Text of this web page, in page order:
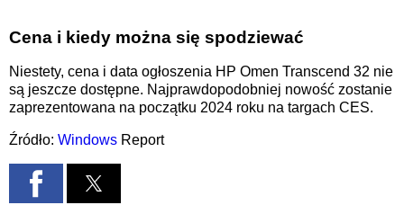
Cena i kiedy można się spodziewać
Niestety, cena i data ogłoszenia HP Omen Transcend 32 nie
są jeszcze dostępne. Najprawdopodobniej nowość zostanie
zaprezentowana na początku 2024 roku na targach CES.
Źródło: Windows Report